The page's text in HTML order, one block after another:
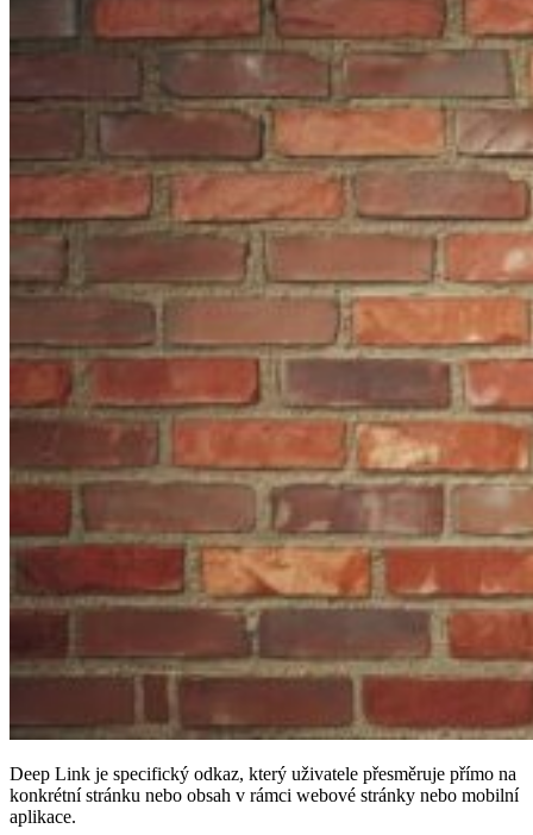
Deep Link je specifický odkaz, který uživatele přesměruje přímo na
konkrétní stránku nebo obsah v rámci webové stránky nebo mobilní
aplikace.